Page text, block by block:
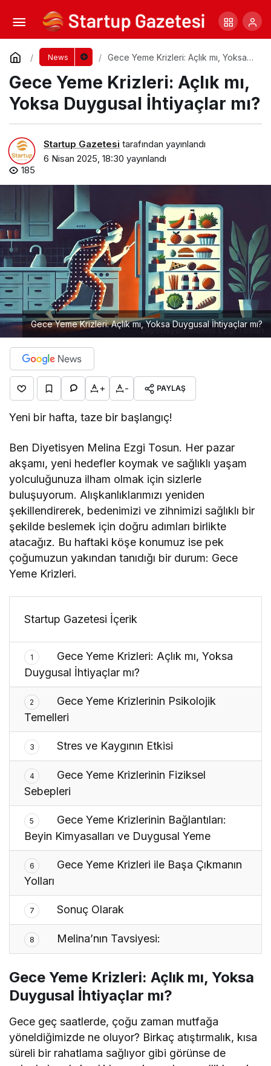
News
Gece Yeme Krizleri: Açlık mı, Yoksa
Gece Yeme Krizleri: Açlık mı,
Yoksa Duygusal İhtiyaçlar mı?
Startup Gazetesi tarafından yayınlandı
6 Nisan 2025, 18:30 yayınlandı
185
Gece Yeme Krizleri: Açlık mı, Yoksa Duygusal İhtiyaçlar mı?
+ - PAYLAŞ
Yeni bir hafta, taze bir başlangıç!
Ben Diyetisyen Melina Ezgi Tosun. Her pazar
akşamı, yeni hedefler koymak ve sağlıklı yaşam
yolculuğunuza ilham olmak için sizlerle
buluşuyorum. Alışkanlıklarımızı yeniden
şekillendirerek, bedenimizi ve zihnimizi sağlıklı bir
şekilde beslemek için doğru adımları birlikte
atacağız. Bu haftaki köşe konumuz ise pek
çoğumuzun yakından tanıdığı bir durum: Gece
Yeme Krizleri.
Startup Gazetesi İçerik
1
Gece Yeme Krizleri: Açlık mı, Yoksa
Duygusal İhtiyaçlar mı?
2
Gece Yeme Krizlerinin Psikolojik
Temelleri
3 Stres ve Kaygının Etkisi
4
Gece Yeme Krizlerinin Fiziksel
Sebepleri
5
Gece Yeme Krizlerinin Bağlantıları:
Beyin Kimyasalları ve Duygusal Yeme
6
Gece Yeme Krizleri ile Başa Çıkmanın
Yolları
7 Sonuç Olarak
8 Melina’nın Tavsiyesi:
Gece Yeme Krizleri: Açlık mı, Yoksa
Duygusal İhtiyaçlar mı?
Gece geç saatlerde, çoğu zaman mutfağa
yöneldiğimizde ne oluyor? Birkaç atıştırmalık, kısa
süreli bir rahatlama sağlıyor gibi görünse de
“Bayan” mı, “Kadın” mı? Dilimizdeki
Görünmeyen Cinsiyet Ayrımı
Yorum Yap